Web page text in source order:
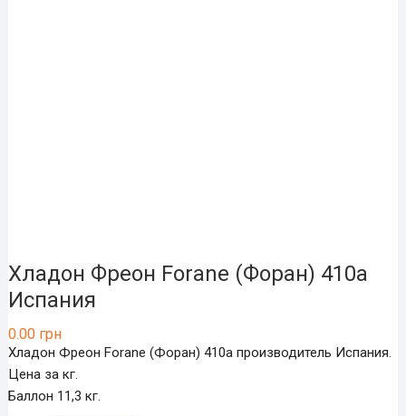
Хладон Фреон Forane (Форан) 410a
Испания
0.00 грн
Хладон Фреон Forane (Форан) 410a производитель Испания.
Цена за кг.
Баллон 11,3 кг.